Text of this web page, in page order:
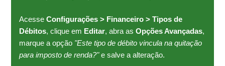
AcesseConfigurações > Financeiro > Tipos de
Débitos, clique em Editar, abra asOpções Avançadas,
marque a opção "Este tipo de débito vincula na quitação
para imposto de renda?"e salve a alteração.